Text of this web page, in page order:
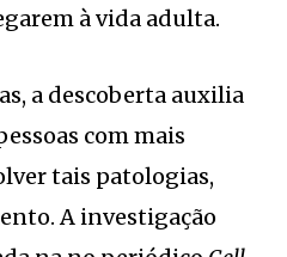
à vida adulta.
a descoberta auxilia
com mais
tais patologias,
A investigação